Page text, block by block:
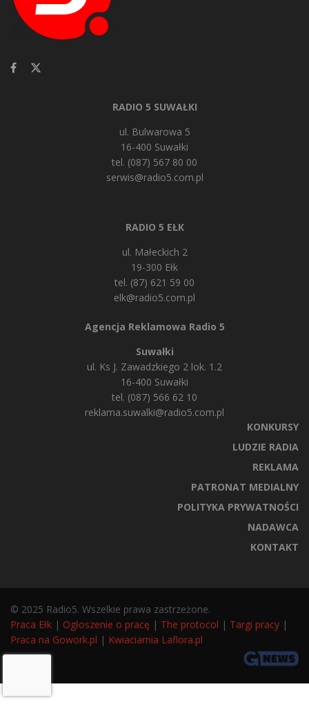
RADIO 5 SUWAŁKI
ul. Bulwarowa 5
16-400 Suwałki
tel. (087) 567 80 00
serwis@radio5.com.pl
RADIO 5 EŁK
ul. Małeckich 2
19-300 Ełk
tel. (87) 621 59 00
elk@radio5.com.pl
Agencja Reklamowa Radio 5
Suwałki
ul. Ks J. Zawadzkiego 2 lok. 1.2
16-400 Suwałki
tel. (087) 566 62 10
reklama.suwalki@radio5.com.pl
KONKURSY
LUDZIE RADIA
REKLAMA
PATRONAT MEDIALNY
POLITYKA PRYWATNOŚCI
NADAWCA
KONTAKT
© 2025 Radio5. Wszelkie prawa zastrzeżone.
Praca Ełk | Ogłoszenie o pracę | The protocol | Targi pracy |
Praca na Gowork.pl | Kwiaciarnia Laflora.pl